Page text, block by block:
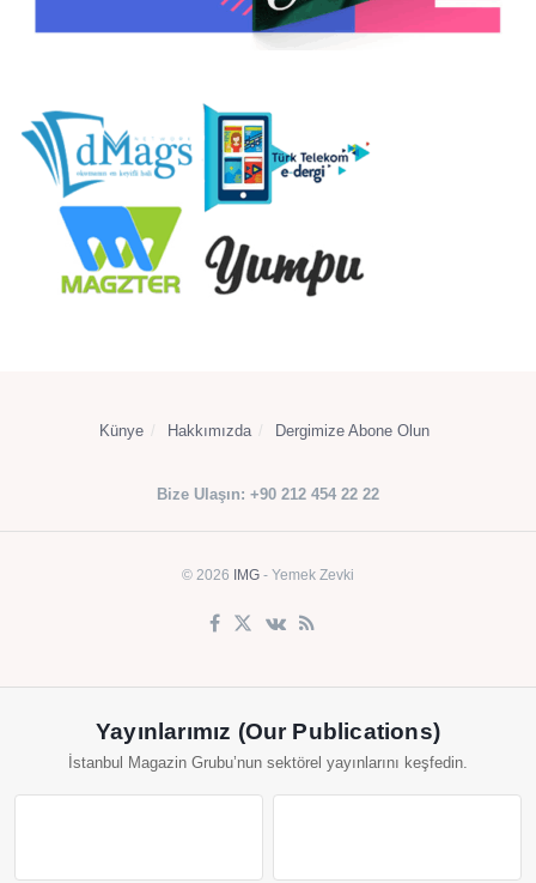
Künye Hakkımızda Dergimize Abone Olun
Bize Ulaşın: +90 212 454 22 22
© 2026 IMG - Yemek Zevki
Yayınlarımız (Our Publications)
İstanbul Magazin Grubu’nun sektörel yayınlarını keşfedin.